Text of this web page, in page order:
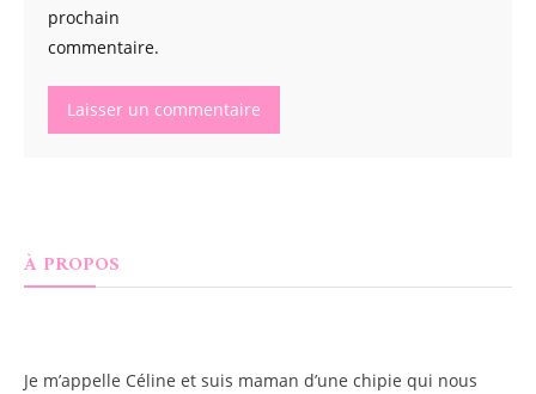
prochain
commentaire.
À PROPOS
Je m’appelle Céline et suis maman d’une chipie qui nous